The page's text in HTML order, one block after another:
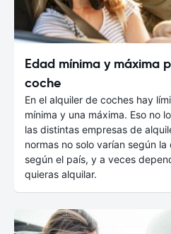
Edad mínima y máxima
coche
En el alquiler de coches hay
mínima y una máxima. Eso no
las distintas empresas de
normas no solo varían según
según el país, y a veces
quieras alquilar.